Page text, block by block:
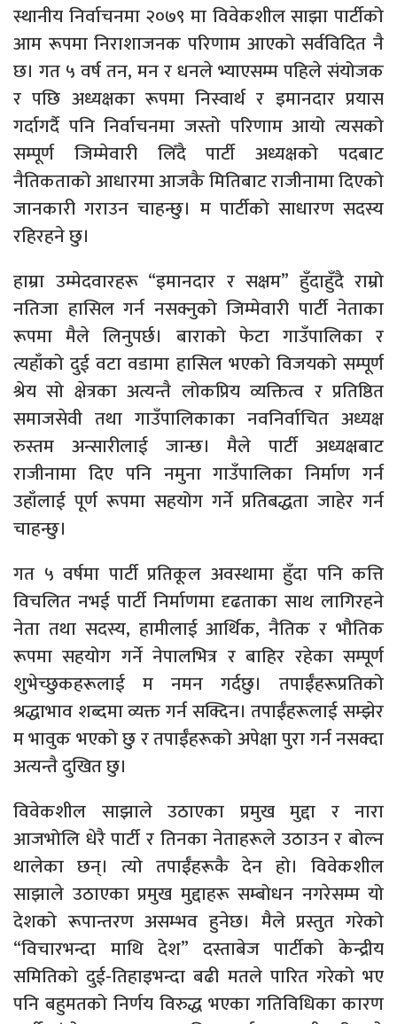
स्थानीय निर्वाचनमा २०७९ मा विवेकशील साझा पार्टीको
आम रूपमा निराशाजनक परिणाम आएको सर्वविदित नै
छ। गत ५ वर्ष तन, मन र धनले भ्याएसम्म पहिले संयोजक
र पछि अध्यक्षका रूपमा निस्वार्थ र इमानदार प्रयास
गर्दागर्दै पनि निर्वाचनमा जस्तो परिणाम आयो त्यसको
सम्पूर्ण जिम्मेवारी लिँदै पार्टी अध्यक्षको पदबाट
नैतिकताको आधारमा आजकै मितिबाट राजीनामा दिएको
जानकारी गराउन चाहन्छु। म पार्टीको साधारण सदस्य
रहिरहने छु।
हाम्रा उम्मेदवारहरू “इमानदार र सक्षम” हुँदाहुँदै राम्रो
नतिजा हासिल गर्न नसक्नुको जिम्मेवारी पार्टी नेताका
रूपमा मैले लिनुपर्छ। बाराको फेटा गाउँपालिका र
त्यहाँको दुई वटा वडामा हासिल भएको विजयको सम्पूर्ण
श्रेय सो क्षेत्रका अत्यन्तै लोकप्रिय व्यक्तित्व र प्रतिष्ठित
समाजसेवी तथा गाउँपालिकाका नवनिर्वाचित अध्यक्ष
रुस्तम अन्सारीलाई जान्छ। मैले पार्टी अध्यक्षबाट
राजीनामा दिए पनि नमुना गाउँपालिका निर्माण गर्न
उहाँलाई पूर्ण रूपमा सहयोग गर्ने प्रतिबद्धता जाहेर गर्न
चाहन्छु।
गत ५ वर्षमा पार्टी प्रतिकूल अवस्थामा हुँदा पनि कत्ति
विचलित नभई पार्टी निर्माणमा दृढताका साथ लागिरहने
नेता तथा सदस्य, हामीलाई आर्थिक, नैतिक र भौतिक
रूपमा सहयोग गर्ने नेपालभित्र र बाहिर रहेका सम्पूर्ण
शुभेच्छुकहरूलाई म नमन गर्दछु। तपाईँहरूप्रतिको
श्रद्धाभाव शब्दमा व्यक्त गर्न सक्दिन। तपाईँहरूलाई सम्झेर
म भावुक भएको छु र तपाईँहरूको अपेक्षा पुरा गर्न नसक्दा
अत्यन्तै दुखित छु।
विवेकशील साझाले उठाएका प्रमुख मुद्दा र नारा
आजभोलि धेरै पार्टी र तिनका नेताहरूले उठाउन र बोल्न
थालेका छन्। त्यो तपाईँहरूकै देन हो। विवेकशील
साझाले उठाएका प्रमुख मुद्दाहरू सम्बोधन नगरेसम्म यो
देशको रूपान्तरण असम्भव हुनेछ। मैले प्रस्तुत गरेको
“विचारभन्दा माथि देश” दस्ताबेज पार्टीको केन्द्रीय
समितिको दुई-तिहाइभन्दा बढी मतले पारित गरेको भए
पनि बहुमतको निर्णय विरुद्ध भएका गतिविधिका कारण